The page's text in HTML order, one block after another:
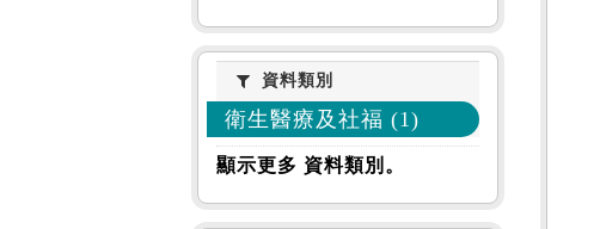
資料類別
資料類別
衛生醫療及社福 (1)
顯示更多 資料類別。